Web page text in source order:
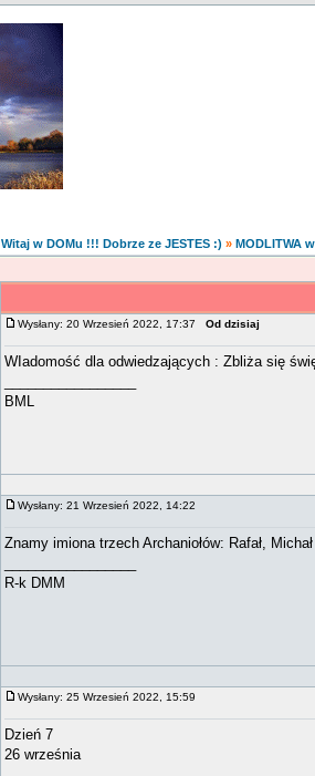
Witaj w DOMu !!! Dobrze ze JESTES :) » MODLITWA
Wysłany: 20 Wrzesień 2022, 17:37 Od dzisiaj
WIadomość dla odwiedzających : Zbliża się
BML
Wysłany: 21 Wrzesień 2022, 14:22
Znamy imiona trzech Archaniołów: Rafał,
R-k DMM
Wysłany: 25 Wrzesień 2022, 15:59
Dzień 7
26 września